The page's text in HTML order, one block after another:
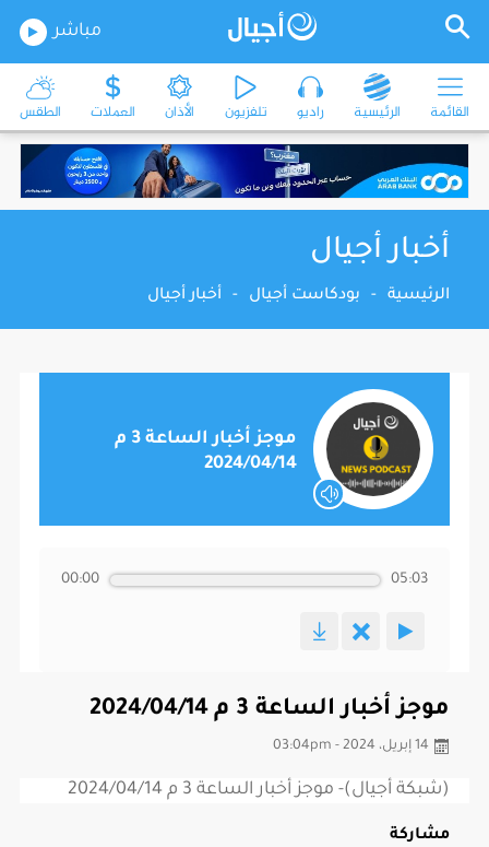
مباشر
القائمة الرئيسية راديو تلفزيون الأذان العملات الطقس
أخبار أجيال
الرئيسية - بودكاست أجيال - أخبار أجيال
موجز أخبار الساعة 3 م
2024/04/14
00:00 05:03
موجز أخبار الساعة 3 م 2024/04/14
14 إبريل، 2024 - 03:04pm
(شبكة أجيال)- موجز أخبار الساعة 3 م 2024/04/14
مشاركة